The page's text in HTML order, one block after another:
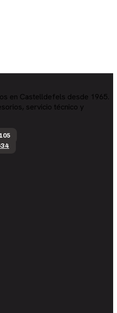
en Castelldefels desde 1965.
servicio técnico y